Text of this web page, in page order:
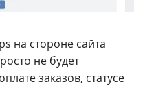
на стороне сайта
не будет
заказов, статусе